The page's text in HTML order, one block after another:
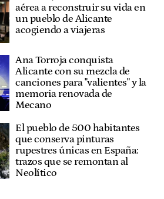
aérea a reconstruir su vida en
un pueblo de Alicante
acogiendo a viajeras
Ana Torroja conquista
Alicante con su mezcla de
canciones para "valientes" y la
memoria renovada de
Mecano
El pueblo de 500 habitantes
que conserva pinturas
rupestres únicas en España:
trazos que se remontan al
Neolítico